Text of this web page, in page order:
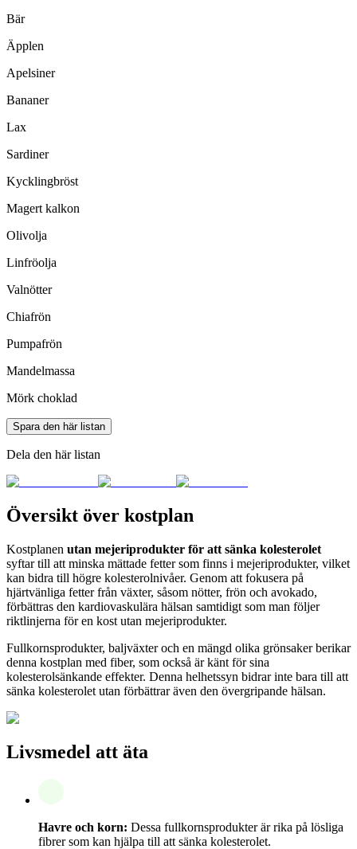
Bär
Äpplen
Apelsiner
Bananer
Lax
Sardiner
Kycklingbröst
Magert kalkon
Olivolja
Linfröolja
Valnötter
Chiafrön
Pumpafrön
Mandelmassa
Mörk choklad
Spara den här listan
Dela den här listan
Översikt över kostplan
Kostplanen utan mejeriprodukter för att sänka kolesterolet
syftar till att minska mättade fetter som finns i mejeriprodukter, vilket
kan bidra till högre kolesterolnivåer. Genom att fokusera på
hjärtvänliga fetter från växter, såsom nötter, frön och avokado,
förbättras den kardiovaskulära hälsan samtidigt som man följer
riktlinjerna för en kost utan mejeriprodukter.
Fullkornsprodukter, baljväxter och en mängd olika grönsaker berikar
denna kostplan med fiber, som också är känt för sina
kolesterolsänkande effekter. Denna helhetssyn bidrar inte bara till att
sänka kolesterolet utan förbättrar även den övergripande hälsan.
Livsmedel att äta
Havre och korn: Dessa fullkornsprodukter är rika på lösliga
fibrer som kan hjälpa till att sänka kolesterolet.